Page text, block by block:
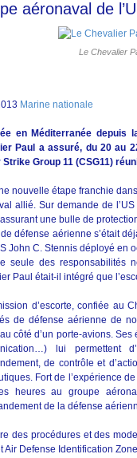
aéronaval de
Le Chevalier
Marine nationale
en Méditerranée depuis
Paul a assuré, du 20 au
Group 11 (CSG11)
nouvelle étape franchie
allié. Sur demande de
une bulle de
défense aérienne s’était
John C. Stennis déployé en
seule des responsabilités
Paul était-il intégré que
d’escorte, confiée au
de défense aérienne de
côté d’un porte-avions.
lui permettent
de contrôle et
Fort de l’expérience
heures au groupe
de la défense
des procédures et des
Air Defense Identification